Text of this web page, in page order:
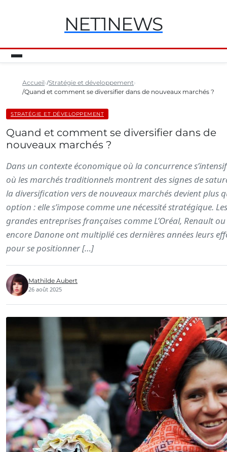
NET1NEWS
Accueil Stratégie et développement
Quand et comment se diversifier dans de nouveaux marchés ?
STRATÉGIE ET DÉVELOPPEMENT
Quand et comment se diversifier dans de
nouveaux marchés ?
Dans un contexte économique où la concurrence
où les marchés traditionnels montrent des signes de
la diversification vers de nouveaux marchés devient plus
option : elle s’impose comme une nécessité stratégique. Les
grandes entreprises françaises comme L’Oréal, Renault ou
encore Danone ont multiplié ces dernières années leurs
pour se positionner […]
Mathilde Aubert
26 août 2025